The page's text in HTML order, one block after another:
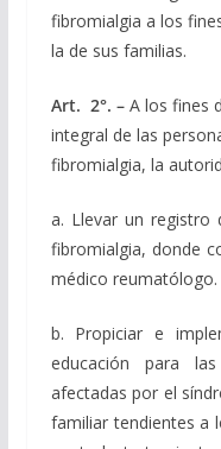
fibromialgia a los
la de sus familias.
Art. 2°. –A los fines
integral de las
fibromialgia, la
a. Llevar un registro
fibromialgia, donde
médico reumatólogo.
b. Propiciar e
educación para
afectadas por el
familiar tendientes a